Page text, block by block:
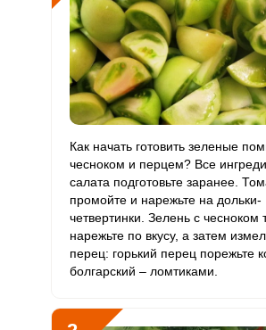
Витамин
В9
207.7 мкг 400 мкг 2.8
Витамин
В12
0 3 мкг 0
Витамин
С
1749.9 мкг 90 мкг 106
Витамин
D
Витамин
E
Биотин
Как начать готовить зеленые
чесноком и перцем? Все
салата подготовьте заранее.
промойте и нарежьте на дольки-
четвертинки. Зелень с чесноком
нарежьте по вкусу, а затем
перец: горький перец порежьте
болгарский – ломтиками.